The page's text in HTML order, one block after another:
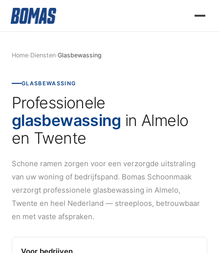
Home›Diensten›Glasbewassing
GLASBEWASSING
Professionele
glasbewassing in Almelo
en Twente
Schone ramen zorgen voor een verzorgde uitstraling
van uw woning of bedrijfspand. Bomas Schoonmaak
verzorgt professionele glasbewassing in Almelo,
Twente en heel Nederland — streeploos, betrouwbaar
en met vaste afspraken.